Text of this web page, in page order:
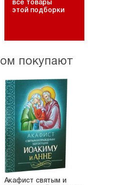
все товары
этой подборки
покупают
Акафист святым и